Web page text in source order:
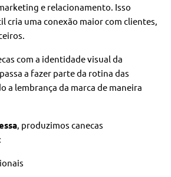
e relacionamento. Isso
cria uma conexão maior com clientes,
com a identidade visual da
a fazer parte da rotina das
a lembrança da marca de maneira
, produzimos canecas